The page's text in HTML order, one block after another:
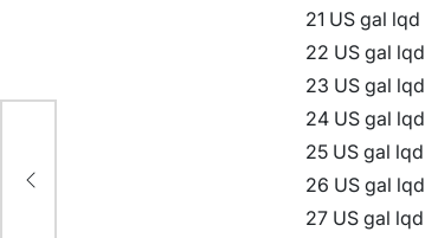
21 US gal lqd
22 US gal lqd
23 US gal lqd
24 US gal lqd
25 US gal lqd
26 US gal lqd
27 US gal lqd